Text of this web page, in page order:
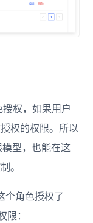
权，如果用户
权的权限。所以
型，也能在这
。
个角色授权了
：